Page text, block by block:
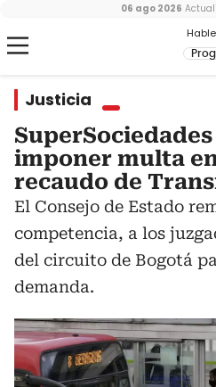
06 ago 2026
Justicia
imponer multa
recaudo de
El Consejo de Estado
competencia, a los
del circuito de Bogotá
demanda.